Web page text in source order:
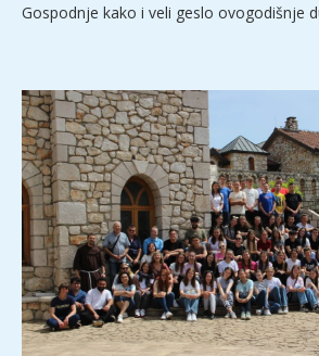
Gospodnje kako i veli geslo ovogodišnje